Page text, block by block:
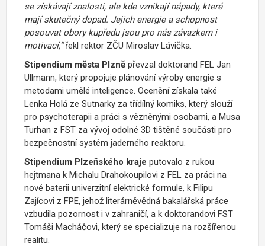
se získávají znalosti, ale kde vznikají nápady, které
mají skutečný dopad. Jejich energie a schopnost
posouvat obory kupředu jsou pro nás závazkem i
motivací,“řekl rektor ZČU Miroslav Lávička.
Stipendium města Plzně převzal doktorand FEL Jan
Ullmann, který propojuje plánování výroby energie s
metodami umělé inteligence. Ocenění získala také
Lenka Holá ze Sutnarky za třídílný komiks, který slouží
pro psychoterapii a práci s vězněnými osobami, a Musa
Turhan z FST za vývoj odolné 3D tištěné součásti pro
bezpečnostní systém jaderného reaktoru.
Stipendium Plzeňského kraje putovalo z rukou
hejtmana k Michalu Drahokoupilovi z FEL za práci na
nové baterii univerzitní elektrické formule, k Filipu
Zajícovi z FPE, jehož literárněvědná bakalářská práce
vzbudila pozornost i v zahraničí, a k doktorandovi FST
Tomáši Macháčovi, který se specializuje na rozšířenou
realitu.